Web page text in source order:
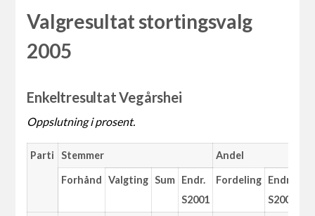
Valgresultat stortingsvalg
2005
Enkeltresultat Vegårshei
Oppslutning i prosent.
Parti Stemmer Andel
Forhånd Valgting Sum Endr.
S2001
Fordeling Endr.
S2001